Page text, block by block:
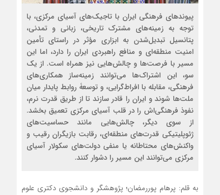
پیوندهای فرهنگی ایران با تاجیک‌های آسیای مرکزی، با
توجه به زمینه‌های مشترک تاریخی، زبانی و تمدنی،
پتانسیل تبدیل‌شدن به ابزاری مؤثر در راستای تأمین
امنیت منطقه‌ای و منافع راهبردی ایران را دارد، اما این
مسیر با فرصت‌ها و چالش‌هایی نیز همراه است. از یک
سو، این اشتراک‌ها می‌توانند زمینه‌ساز همکاری‌های
فرهنگی، مقابله با افراط‌گرایی، و توسعۀ روابط پایدار میان
ملت‌ها شوند و ایران را قادر سازند تا از طریق قدرت نرم،
نفوذ فرهنگی‌اش را در قلب آسیای مرکزی تعمیق بخشد.
از سوی دیگر، چالش‌هایی مانند حساسیت‌های
ژئوپلیتیکی قدرت‌های منطقه‌ای، رقابت بازیگران رقیب و
واکنش‌های محتاطانه یا منفی دولت‌های سکولار آسیای
مرکزی می‌توانند این مسیر را دشوار کنند.
به قلم: پرهام پوررمضان؛ پژوهشگر و دانشجوی دکتری علوم